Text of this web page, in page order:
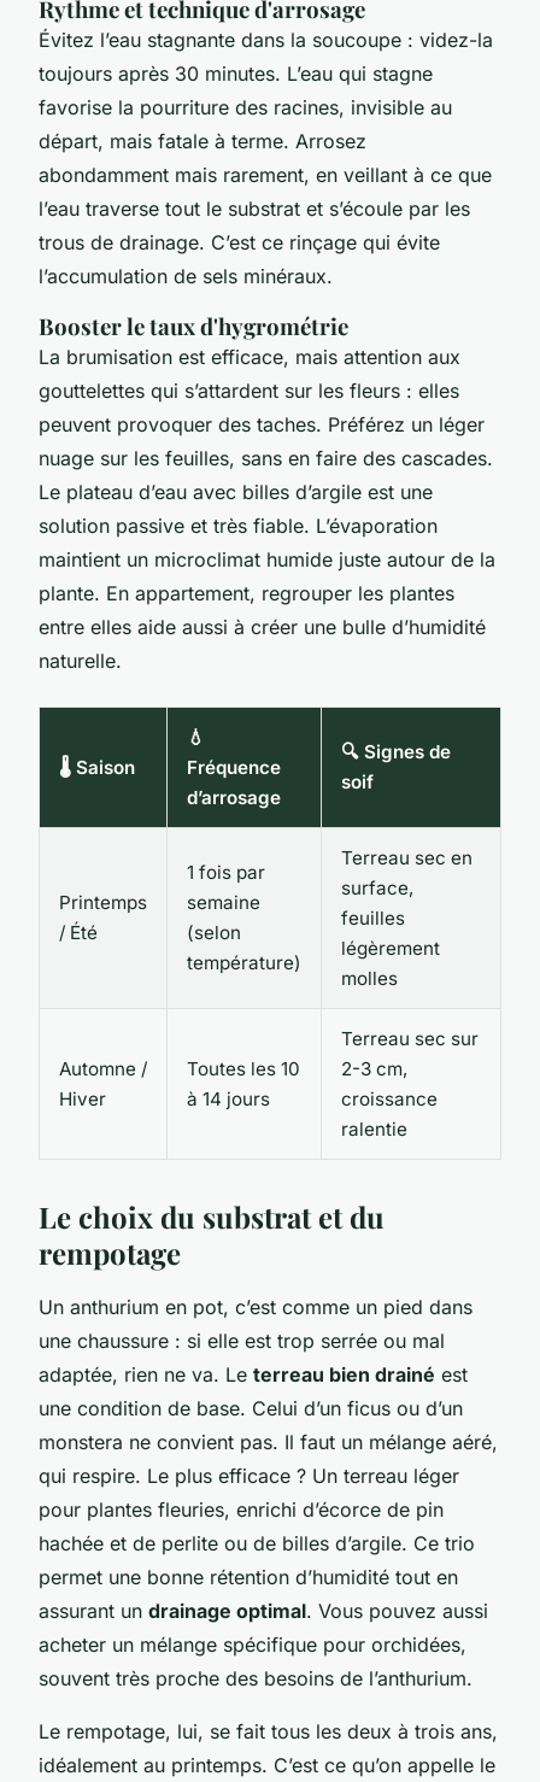
Rythme et technique d'arrosage
Évitez l’eau stagnante dans la soucoupe : videz-la
toujours après 30 minutes. L’eau qui stagne
favorise la pourriture des racines, invisible au
départ, mais fatale à terme. Arrosez
abondamment mais rarement, en veillant à ce que
l’eau traverse tout le substrat et s’écoule par les
trous de drainage. C’est ce rinçage qui évite
l’accumulation de sels minéraux.
Booster le taux d'hygrométrie
La brumisation est efficace, mais attention aux
gouttelettes qui s’attardent sur les fleurs : elles
peuvent provoquer des taches. Préférez un léger
nuage sur les feuilles, sans en faire des cascades.
Le plateau d’eau avec billes d’argile est une
solution passive et très fiable. L’évaporation
maintient un microclimat humide juste autour de la
plante. En appartement, regrouper les plantes
entre elles aide aussi à créer une bulle d’humidité
naturelle.
🌡️ Saison
💧
Fréquence
d’arrosage
🔍 Signes de
soif
Printemps
/ Été
1 fois par
semaine
(selon
température)
Terreau sec en
surface,
feuilles
légèrement
molles
Automne /
Hiver
Toutes les 10
à 14 jours
Terreau sec sur
2-3 cm,
croissance
ralentie
Le choix du substrat et du
rempotage
Un anthurium en pot, c’est comme un pied dans
une chaussure : si elle est trop serrée ou mal
adaptée, rien ne va. Le terreau bien drainé est
une condition de base. Celui d’un ficus ou d’un
monstera ne convient pas. Il faut un mélange aéré,
qui respire. Le plus efficace ? Un terreau léger
pour plantes fleuries, enrichi d’écorce de pin
hachée et de perlite ou de billes d’argile. Ce trio
permet une bonne rétention d’humidité tout en
assurant un drainage optimal. Vous pouvez aussi
acheter un mélange spécifique pour orchidées,
souvent très proche des besoins de l’anthurium.
Le rempotage, lui, se fait tous les deux à trois ans,
idéalement au printemps. C’est ce qu’on appelle le